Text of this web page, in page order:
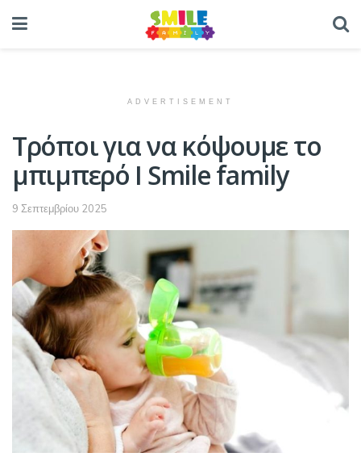
ADVERTISEMENT
Τρόποι για να κόψουμε το
μπιμπερό Ι Smile family
9 Σεπτεμβρίου 2025